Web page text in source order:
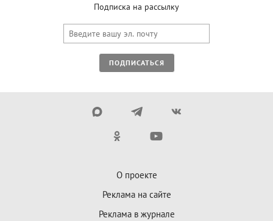
Подписка на рассылку
ПОДПИСАТЬСЯ
О проекте
Реклама на сайте
Реклама в журнале